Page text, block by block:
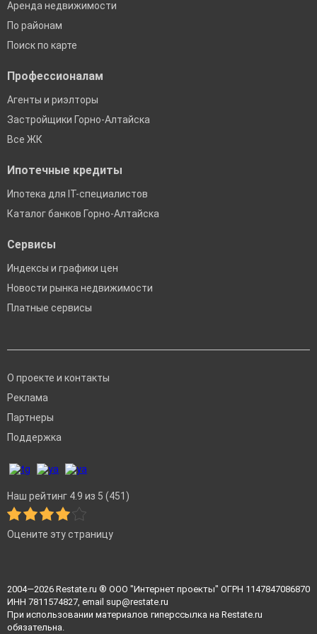
Аренда недвижимости
По районам
Поиск по карте
Профессионалам
Агенты и риэлторы
Застройщики Горно-Алтайска
Все ЖК
Ипотечные кредиты
Ипотека для IT-специалистов
Каталог банков Горно-Алтайска
Сервисы
Индексы и графики цен
Новости рынка недвижимости
Платные сервисы
О проекте и контакты
Реклама
Партнеры
Поддержка
Наш рейтинг 4.9 из 5 (451)
Оцените эту страницу
2004—2026 Restate.ru ® ООО "Интернет проекты" ОГРН 1147847086870
ИНН 7811574827, email sup@restate.ru
При использовании материалов гиперссылка на Restate.ru
обязательна.